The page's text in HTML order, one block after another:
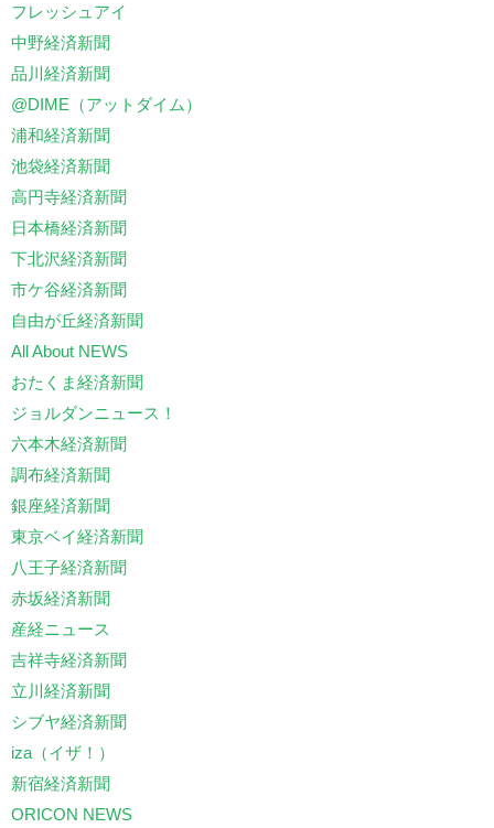
フレッシュアイ
中野経済新聞
品川経済新聞
@DIME（アットダイム）
浦和経済新聞
池袋経済新聞
高円寺経済新聞
日本橋経済新聞
下北沢経済新聞
市ケ谷経済新聞
自由が丘経済新聞
All About NEWS
おたくま経済新聞
ジョルダンニュース！
六本木経済新聞
調布経済新聞
銀座経済新聞
東京ベイ経済新聞
八王子経済新聞
赤坂経済新聞
産経ニュース
吉祥寺経済新聞
立川経済新聞
シブヤ経済新聞
iza（イザ！）
新宿経済新聞
ORICON NEWS